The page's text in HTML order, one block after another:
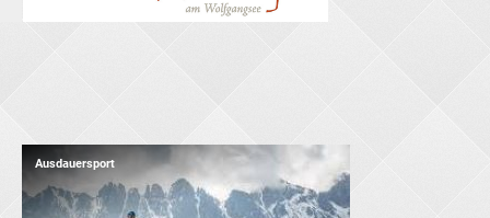
Ausdauersport